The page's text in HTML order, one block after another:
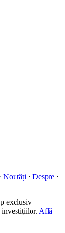
· Noutăți · Despre ·
exclusiv
investițiilor. Află